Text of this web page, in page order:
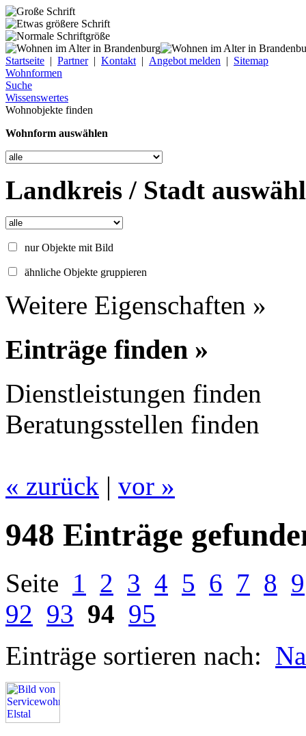
Startseite | Partner| Kontakt | Angebot melden | Sitemap
Wohnformen
Suche
Wissenswertes
Wohnobjekte finden
Wohnform auswählen
Landkreis / Stadt
nur Objekte mit Bild
ähnliche Objekte gruppieren
Weitere Eigenschaften »
Einträge finden »
Dienstleistungen finden
Beratungsstellen finden
« zurück | vor »
948 Einträge
Seite 1 2 3 4 5 6 7 8 9
92 93 94 95
Einträge sortieren nach: